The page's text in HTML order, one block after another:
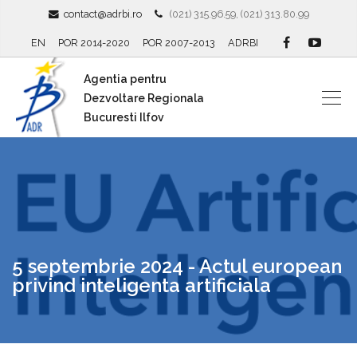
contact@adrbi.ro (021) 315.96.59, (021) 313.80.99
EN POR 2014-2020 POR 2007-2013 ADRBI
Agentia pentru
Dezvoltare Regionala
Bucuresti Ilfov
5 septembrie 2024 - Actul european
privind inteligenta artificiala